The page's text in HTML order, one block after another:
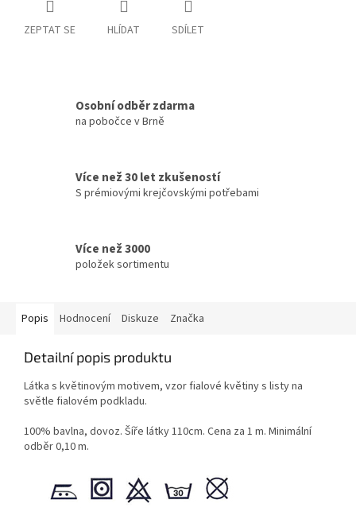
ZEPTAT SE HLÍDAT SDÍLET
Osobní odběr zdarma
na pobočce v Brně
Více než 30 let zkušeností
S prémiovými krejčovskými potřebami
Více než 3000
položek sortimentu
Popis Hodnocení Diskuze Značka
Detailní popis produktu
Látka s květinovým motivem, vzor fialové květiny s listy na
světle fialovém podkladu.
100% bavlna, dovoz. Šíře látky 110cm. Cena za 1 m. Minimální
odběr 0,10 m.